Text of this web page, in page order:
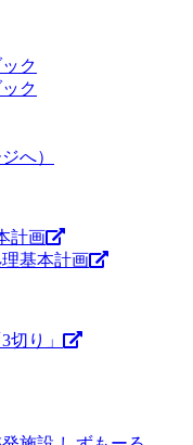
へ）
計画
基本計画
切り」